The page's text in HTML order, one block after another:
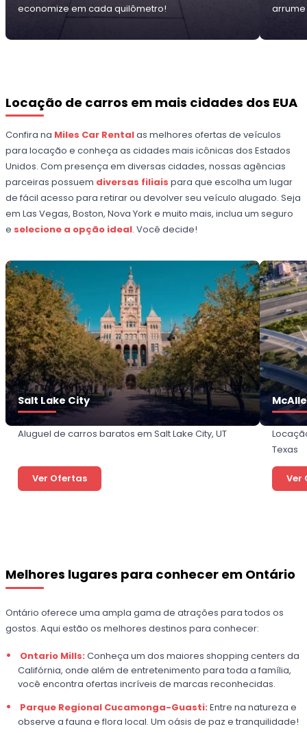
economize em cada quilômetro!
arrume
Locação de carros em mais cidades dos EUA
Confira na Miles Car Rentalas melhores ofertas de veículos
para locação e conheça as cidades mais icônicas dos Estados
Unidos. Com presença em diversas cidades, nossas agências
parceiras possuem diversas filiais para que escolha um lugar
de fácil acesso para retirar ou devolver seu veículo alugado. Seja
em Las Vegas, Boston, Nova York e muito mais, inclua um seguro
e selecione a opção ideal. Você decide!
Salt Lake City
Aluguel de carros baratos em Salt Lake City, UT
Ver Ofertas
Texas
Ver
Melhores lugares para conhecer em Ontário
Ontário oferece uma ampla gama de atrações para todos os
gostos. Aqui estão os melhores destinos para conhecer:
Ontario Mills: Conheça um dos maiores shopping centers da
Califórnia, onde além de entretenimento para toda a família,
você encontra ofertas incríveis de marcas reconhecidas.
Parque Regional Cucamonga-Guasti: Entre na natureza e
observe a fauna e flora local. Um oásis de paz e tranquilidade!